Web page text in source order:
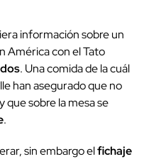
información sobre un
América con el Tato
. Una comida de la cuál
han asegurado que no
sobre la mesa se
.
sin embargo elfichaje